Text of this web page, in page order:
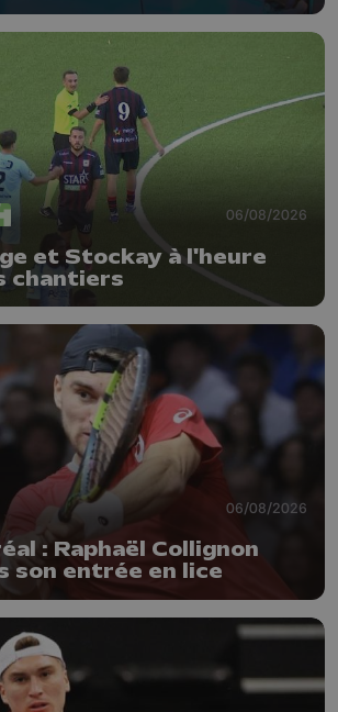
06/08/2026
et Stockay à l'heure
chantiers
06/08/2026
: Raphaël Collignon
son entrée en lice